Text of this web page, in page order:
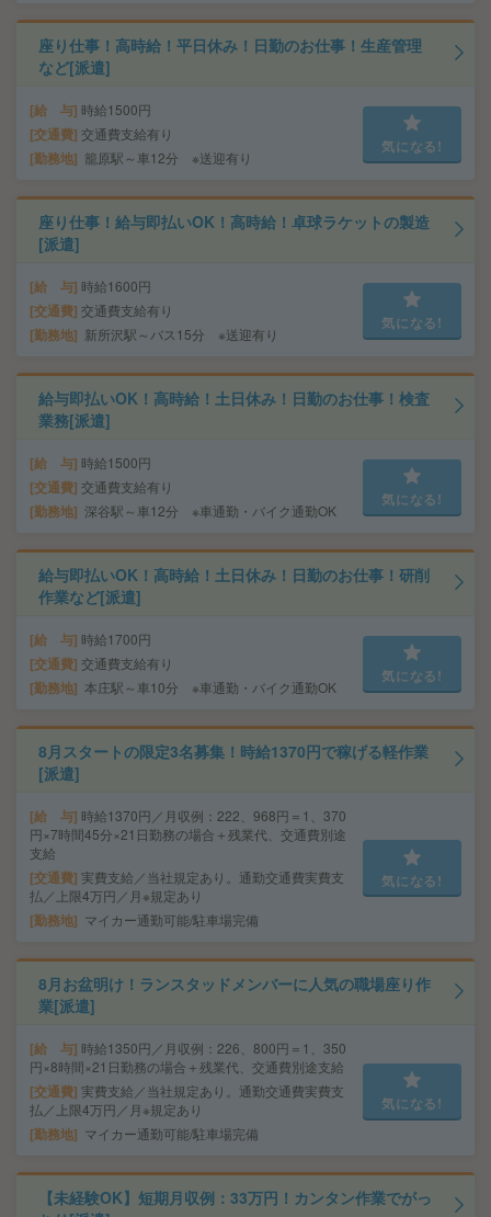
座り仕事！高時給！平日休み！日勤のお仕事！生産管理
など[派遣]
給 与 時給1500円
交通費 交通費支給有り
勤務地 籠原駅～車12分 ※送迎有り
気になる!
座り仕事！給与即払いOK！高時給！卓球ラケットの製造
[派遣]
給 与 時給1600円
交通費 交通費支給有り
勤務地 新所沢駅～バス15分 ※送迎有り
気になる!
給与即払いOK！高時給！土日休み！日勤のお仕事！検査
業務[派遣]
給 与 時給1500円
交通費 交通費支給有り
勤務地 深谷駅～車12分 ※車通勤・バイク通勤OK
気になる!
給与即払いOK！高時給！土日休み！日勤のお仕事！研削
作業など[派遣]
給 与 時給1700円
交通費 交通費支給有り
勤務地 本庄駅～車10分 ※車通勤・バイク通勤OK
気になる!
8月スタートの限定3名募集！時給1370円で稼げる軽作業
[派遣]
給 与 時給1370円／月収例：222、968円＝1、370
円×7時間45分×21日勤務の場合＋残業代、交通費別途
支給
交通費 実費支給／当社規定あり。通勤交通費実費支
払／上限4万円／月※規定あり
勤務地 マイカー通勤可能/駐車場完備
気になる!
8月お盆明け！ランスタッドメンバーに人気の職場座り作
業[派遣]
給 与 時給1350円／月収例：226、800円＝1、350
円×8時間×21日勤務の場合＋残業代、交通費別途支給
交通費 実費支給／当社規定あり。通勤交通費実費支
払／上限4万円／月※規定あり
勤務地 マイカー通勤可能/駐車場完備
気になる!
【未経験OK】短期月収例：33万円！カンタン作業でがっ